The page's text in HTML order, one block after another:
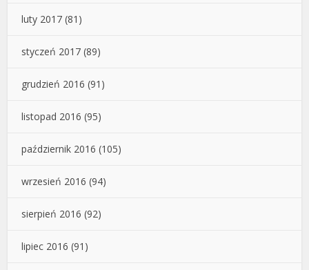
luty 2017 (81)
styczeń 2017 (89)
grudzień 2016 (91)
listopad 2016 (95)
październik 2016 (105)
wrzesień 2016 (94)
sierpień 2016 (92)
lipiec 2016 (91)